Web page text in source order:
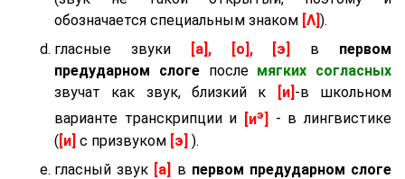
обозначается специальным знаком [Λ] ).
гласные звуки
[а], [о], [э] в первом
предударном слогепослемягких согласных
звучат как звук, близкий к
[и] -в школьном
варианте транскрипции и [иэ]
- в лингвистике
([и] с призвуком [э] ).
гласный звук [а] в первом предударном слоге